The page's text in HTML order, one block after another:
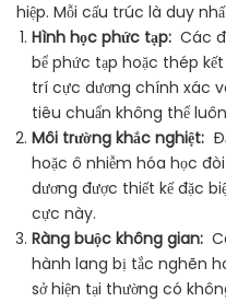
hiệp. Mỗi cấu trúc là duy
Hình học phức tạp: Các
bể phức tạp hoặc thép
trí cực dương chính xác
tiêu chuẩn không thể
Môi trường khắc nghiệt:
hoặc ô nhiễm hóa học
dương được thiết kế đặc
cực này.
Ràng buộc không gian:
hành lang bị tắc nghẽn
sở hiện tại thường có